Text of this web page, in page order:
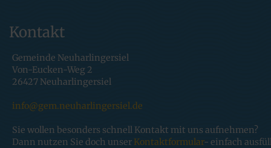
Kontakt
Gemeinde Neuharlingersiel
Von-Eucken-Weg 2
26427 Neuharlingersiel
info@gem.neuharlingersiel.de
Sie wollen besonders schnell Kontakt mit uns aufnehmen?
Dann nutzen Sie doch unser Kontaktformular- einfach